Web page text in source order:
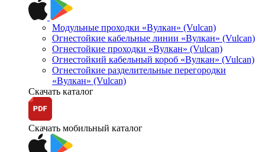
Модульные проходки «Вулкан» (Vulcan)
Огнестойкие кабельные линии «Вулкан» (Vulcan)
Огнестойкие проходки «Вулкан» (Vulcan)
Огнестойкий кабельный короб «Вулкан» (Vulcan)
Огнестойкие разделительные перегородки
«Вулкан» (Vulcan)
Скачать каталог
Скачать мобильный каталог